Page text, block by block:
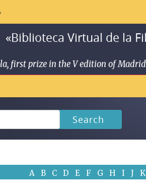
«Biblioteca Virtual de la
first prize in the V edition of
Search
A B C D E F G H I J K